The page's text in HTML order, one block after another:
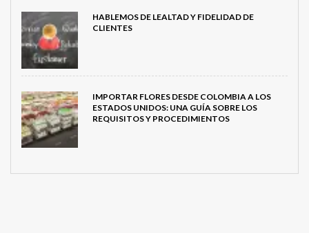
HABLEMOS DE LEALTAD Y FIDELIDAD DE
CLIENTES
IMPORTAR FLORES DESDE COLOMBIA A LOS
ESTADOS UNIDOS: UNA GUÍA SOBRE LOS
REQUISITOS Y PROCEDIMIENTOS